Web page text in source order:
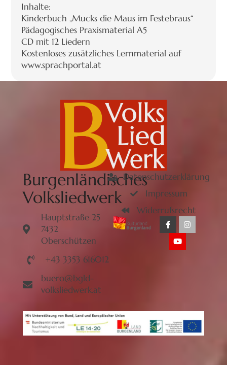
Inhalte:
Kinderbuch „Mucks die Maus im Festebraus“
Pädagogisches Praxismaterial A5
CD mit 12 Liedern
Kostenloses zusätzliches Lernmaterial auf
www.sprachportal.at
Burgenländisches
Volksliedwerk
Hauptstraße 25
7432
Oberschützen
+43 3353 616012
buero@bgld-
volksliedwerk.at
Datenschutzerklärung
Impressum
Widerrufsrecht